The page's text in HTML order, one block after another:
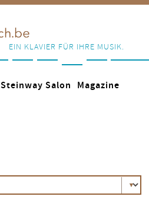
EIN KLAVIER FÜR IHRE MUSIK.
Steinway Salon
Magazine